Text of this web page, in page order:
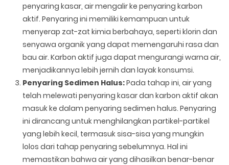
penyaring kasar, air mengalir ke penyaring karbon
aktif. Penyaring ini memiliki kemampuan untuk
menyerap zat-zat kimia berbahaya, seperti klorin dan
senyawa organik yang dapat memengaruhi rasa dan
bau air. Karbon aktif juga dapat mengurangi warna air,
menjadikannya lebih jernih dan layak konsumsi.
Penyaring Sedimen Halus:Pada tahap ini, air yang
telah melewati penyaring kasar dan karbon aktif akan
masuk ke dalam penyaring sedimen halus. Penyaring
ini dirancang untuk menghilangkan partikel-partikel
yang lebih kecil, termasuk sisa-sisa yang mungkin
lolos dari tahap penyaring sebelumnya. Hal ini
memastikan bahwa air yang dihasilkan benar-benar